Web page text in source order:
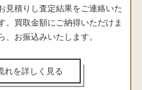
見積りし査定結果をご連絡いた
。買取金額にご納得いただけま
、お振込みいたします。
れを詳しく見る